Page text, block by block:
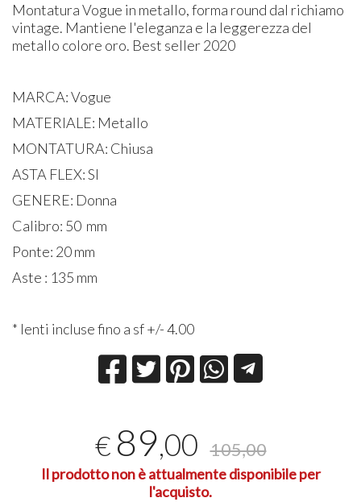
Montatura Vogue in metallo, forma round dal richiamo
vintage. Mantiene l'eleganza e la leggerezza del
metallo colore oro. Best seller 2020
MARCA: Vogue
MATERIALE: Metallo
MONTATURA: Chiusa
ASTA FLEX: SI
GENERE: Donna
Calibro: 50 mm
Ponte: 20 mm
Aste : 135 mm
* lenti incluse fino a sf +/- 4.00
€ 89,00 105,00
Il prodotto non è attualmente disponibile per
l'acquisto.